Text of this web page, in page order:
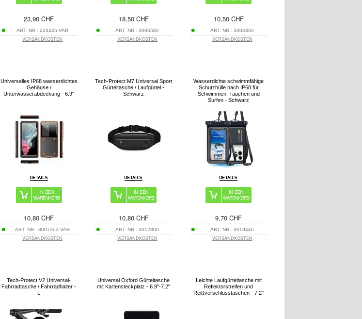
23,90 CHF
ART. NR.:223445-VAR
VERSANDKOSTEN
18,50 CHF
ART. NR.:3006582
VERSANDKOSTEN
10,50 CHF
ART. NR.:3004860
VERSANDKOSTEN
Universelles IP68 wasserdichtes
Gehäuse /
Unterwasserabdeckung - 6.9"
10,80 CHF
ART. NR.:3007303-VAR
VERSANDKOSTEN
Tech-Protect M7 Universal Sport
Gürteltasche / Laufgürtel -
Schwarz
10,80 CHF
ART. NR.:3012800
VERSANDKOSTEN
Wasserdichte schwimmfähige
Schutzhülle nach IP68 für
Schwimmen, Tauchen und
Surfen - Schwarz
9,70 CHF
ART. NR.:3019446
VERSANDKOSTEN
Tech-Protect V2 Universal-
Fahrradtasche / Fahrradhalter -
L
Universal Oxford Gürteltasche
mit Kartensteckplatz - 6.9"-7.2"
Leichte Laufgürteltasche mit
Reflektorstreifen und
Reißverschlusstaschen - 7.2"